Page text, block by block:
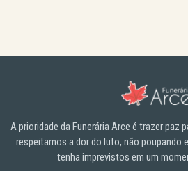
A prioridade da Funerária Arce é trazer paz
respeitamos a dor do luto, não poupando
tenha imprevistos em um